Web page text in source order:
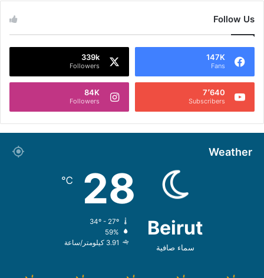
Follow Us
147K
Fans
339k
Followers
7٬640
Subscribers
84K
Followers
Weather
Beirut
سماء صافية
28
℃
59%
3.91 كيلومتر/ساعة